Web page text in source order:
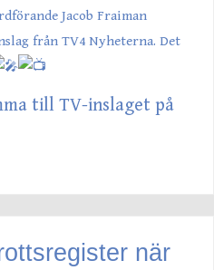
Jacob Fraiman
från TV4 Nyheterna. Det
till TV-inslaget på
när